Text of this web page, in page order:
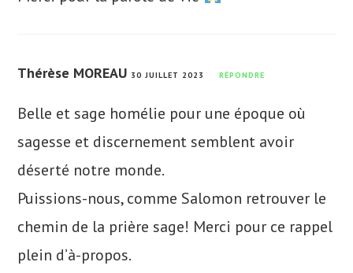
Thérèse MOREAU 30 JUILLET 2023 RÉPONDRE
Belle et sage homélie pour une époque où
sagesse et discernement semblent avoir
déserté notre monde.
Puissions-nous, comme Salomon retrouver le
chemin de la prière sage! Merci pour ce rappel
plein d’à-propos.